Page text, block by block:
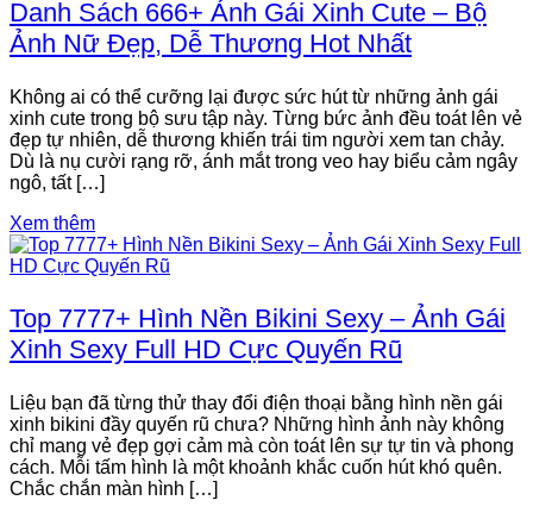
Danh Sách 666+ Ảnh Gái Xinh Cute – Bộ
Ảnh Nữ Đẹp, Dễ Thương Hot Nhất
Không ai có thể cưỡng lại được sức hút từ những ảnh gái
xinh cute trong bộ sưu tập này. Từng bức ảnh đều toát lên vẻ
đẹp tự nhiên, dễ thương khiến trái tim người xem tan chảy.
Dù là nụ cười rạng rỡ, ánh mắt trong veo hay biểu cảm ngây
ngô, tất […]
Xem thêm
Top 7777+ Hình Nền Bikini Sexy – Ảnh Gái
Xinh Sexy Full HD Cực Quyến Rũ
Liệu bạn đã từng thử thay đổi điện thoại bằng hình nền gái
xinh bikini đầy quyến rũ chưa? Những hình ảnh này không
chỉ mang vẻ đẹp gợi cảm mà còn toát lên sự tự tin và phong
cách. Mỗi tấm hình là một khoảnh khắc cuốn hút khó quên.
Chắc chắn màn hình […]